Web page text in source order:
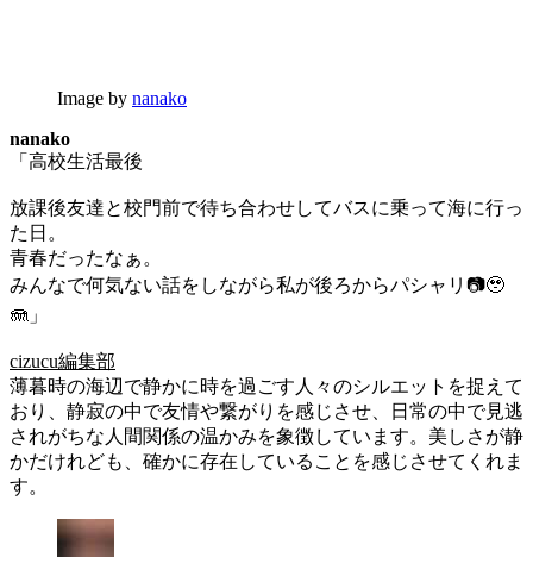
Image by nanako
nanako
「高校生活最後
放課後友達と校門前で待ち合わせしてバスに乗って海に行っ
た日。
青春だったなぁ。
みんなで何気ない話をしながら私が後ろからパシャリ📷🥹
🪼」
cizucu編集部
薄暮時の海辺で静かに時を過ごす人々のシルエットを捉えて
おり、静寂の中で友情や繋がりを感じさせ、日常の中で見逃
されがちな人間関係の温かみを象徴しています。美しさが静
かだけれども、確かに存在していることを感じさせてくれま
す。